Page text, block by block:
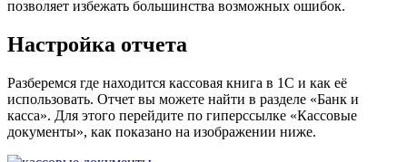
позволяет избежать большинства возможных ошибок.
Настройка отчета
Разберемся где находится кассовая книга в 1С и как её
использовать. Отчет вы можете найти в разделе «Банк и
касса». Для этого перейдите по гиперссылке «Кассовые
документы», как показано на изображении ниже.